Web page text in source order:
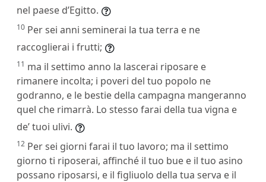
nel paese d’Egitto.
10 Per sei anni seminerai la tua terra e ne
raccoglierai i frutti;
11 ma il settimo anno la lascerai riposare e
rimanere incolta; i poveri del tuo popolo ne
godranno, e le bestie della campagna mangeranno
quel che rimarrà. Lo stesso farai della tua vigna e
de’ tuoi ulivi.
12 Per sei giorni farai il tuo lavoro; ma il settimo
giorno ti riposerai, affinché il tuo bue e il tuo asino
possano riposarsi, e il figliuolo della tua serva e il